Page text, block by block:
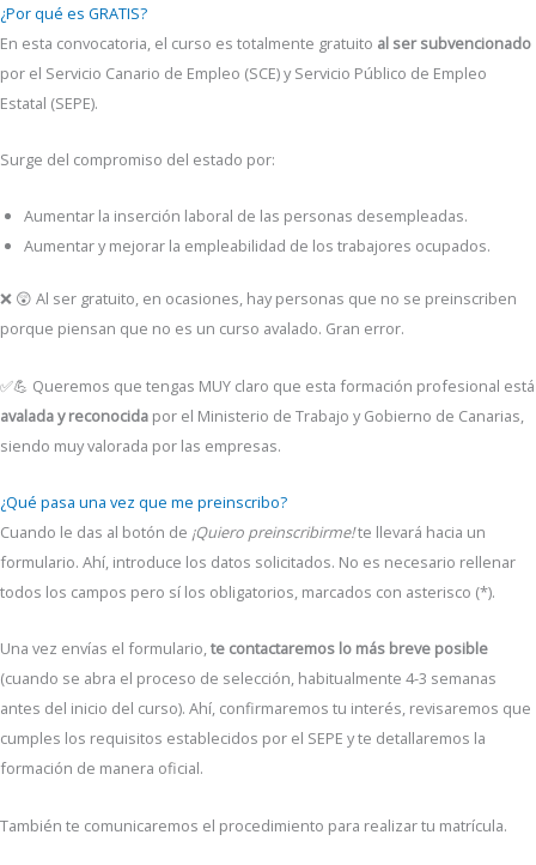
¿Por qué es GRATIS?
En esta convocatoria, el curso es totalmente gratuito al ser subvencionado
por el Servicio Canario de Empleo (SCE) y Servicio Público de Empleo
Estatal (SEPE).
Surge del compromiso del estado por:
Aumentar la inserción laboral de las personas desempleadas.
Aumentar y mejorar la empleabilidad de los trabajores ocupados.
❌ 😲 Al ser gratuito, en ocasiones, hay personas que no se preinscriben
porque piensan que no es un curso avalado. Gran error.
✅💪 Queremos que tengas MUY claro que esta formación profesional está
avalada y reconocida por el Ministerio de Trabajo y Gobierno de Canarias,
siendo muy valorada por las empresas.
¿Qué pasa una vez que me preinscribo?
Cuando le das al botón de ¡Quiero preinscribirme!te llevará hacia un
formulario. Ahí, introduce los datos solicitados. No es necesario rellenar
todos los campos pero sí los obligatorios, marcados con asterisco (*).
Una vez envías el formulario,te contactaremos lo más breve posible
(cuando se abra el proceso de selección, habitualmente 4-3 semanas
antes del inicio del curso). Ahí, confirmaremos tu interés, revisaremos que
cumples los requisitos establecidos por el SEPE y te detallaremos la
formación de manera oficial.
También te comunicaremos el procedimiento para realizar tu matrícula.